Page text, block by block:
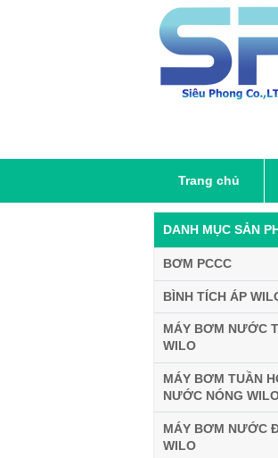
Trang chủ
DANH MỤC SẢN
BƠM PCCC
BÌNH TÍCH ÁP
MÁY BƠM NƯỚC
WILO
MÁY BƠM TUẦN
NƯỚC NÓNG
MÁY BƠM NƯỚC
WILO